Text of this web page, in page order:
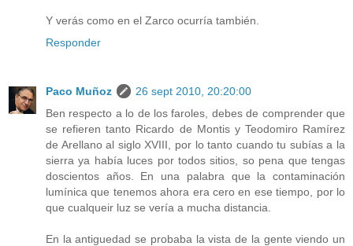
Y verás como en el Zarco ocurría también.
Responder
Paco Muñoz
26 sept 2010, 20:20:00
Ben respecto a lo de los faroles, debes de comprender que
se refieren tanto Ricardo de Montis y Teodomiro Ramírez
de Arellano al siglo XVIII, por lo tanto cuando tu subías a la
sierra ya había luces por todos sitios, so pena que tengas
doscientos años. En una palabra que la contaminación
lumínica que tenemos ahora era cero en ese tiempo, por lo
que cualqueir luz se vería a mucha distancia.
En la antiguedad se probaba la vista de la gente viendo un